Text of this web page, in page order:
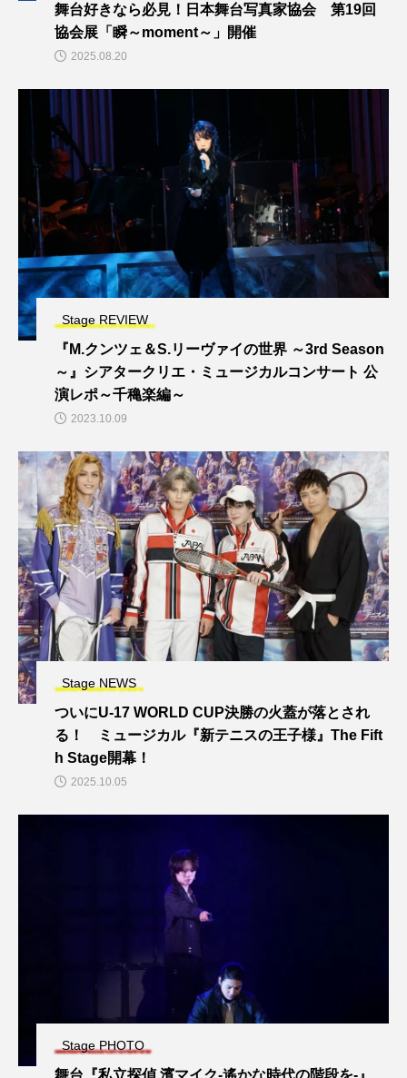
舞台好きなら必見！日本舞台写真家協会 第19回
協会展「瞬～moment～」開催
2025.08.20
Stage REVIEW
『M.クンツェ＆S.リーヴァイの世界 ～3rd Season
～』シアタークリエ・ミュージカルコンサート 公
演レポ～千穐楽編～
2023.10.09
Stage NEWS
ついにU-17 WORLD CUP決勝の火蓋が落とされ
る！ ミュージカル『新テニスの王子様』The Fift
h Stage開幕！
2025.10.05
Stage PHOTO